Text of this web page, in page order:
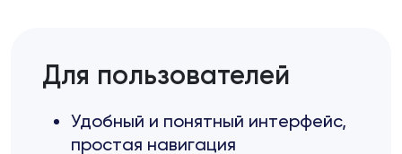
Для пользователей
Удобный и понятный интерфейс,
простая навигация